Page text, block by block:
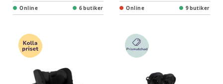
Online 6 butiker Online 9 butiker